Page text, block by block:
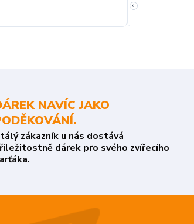
slušná rychlost
»
NAVÍC JAKO
zákazník u nás dostává
dárek pro svého zvířecího